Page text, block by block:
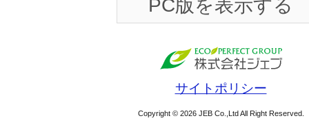
PC版を表示する
サイトポリシー
Copyright © 2026 JEB Co.,Ltd All Right Reserved.